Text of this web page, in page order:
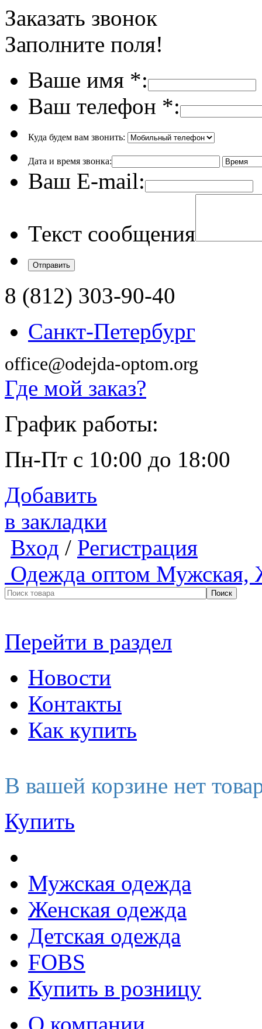
Заказать звонок
Заполните поля!
Ваше имя *:
Ваш телефон *:
Куда будем вам звонить:
Дата и время звонка:
Ваш E-mail:
Текст сообщения
8 (812) 303-90-40
Санкт-Петербург
office@odejda-optom.org
Где мой заказ?
График работы:
Пн-Пт с 10:00 до 18:00
Добавить
в закладки
Вход / Регистрация
Одежда оптом Мужская,
Перейти в раздел
Новости
Контакты
Как купить
В вашей корзине нет
Купить
Мужская одежда
Женская одежда
Детская одежда
FOBS
Купить в розницу